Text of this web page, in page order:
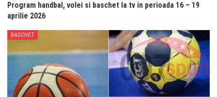
Program handbal, volei si baschet la tv in perioada 16 – 19
aprilie 2026
BASCHET